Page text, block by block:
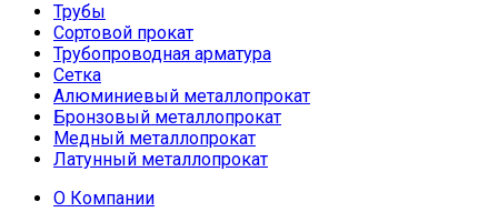
Трубы
Сортовой прокат
Трубопроводная арматура
Сетка
Алюминиевый металлопрокат
Бронзовый металлопрокат
Медный металлопрокат
Латунный металлопрокат
О Компании